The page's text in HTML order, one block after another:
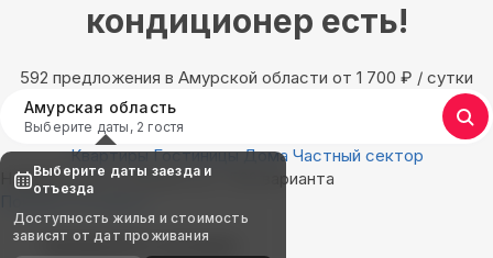
кондиционер есть!
592 предложения в Амурской области oт 1 700 ₽ / сутки
Амурская область
Выберите даты, 2 гостя
Квартиры Гостиницы Дома Частный сектор
Найдём, где остановиться : 592 варианта
Показать на карте
Выбирайте лучшее
Выберите даты заезда и
отъезда
Доступность жилья и стоимость
зависят от дат проживания